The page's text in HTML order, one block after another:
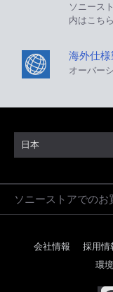
ソニース
内はこちら
海外仕様
オーバー
日本
ソニーストアでのお
会社情報 採用情
環